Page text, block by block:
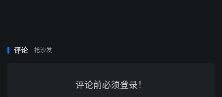
评论 抢沙发
评论前必须登录！